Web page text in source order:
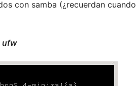
con samba (¿recuerdan cuando
ufw